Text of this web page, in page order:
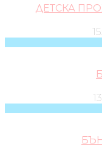
ДЕТСКА